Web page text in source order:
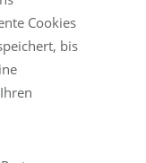
Cookies
bis